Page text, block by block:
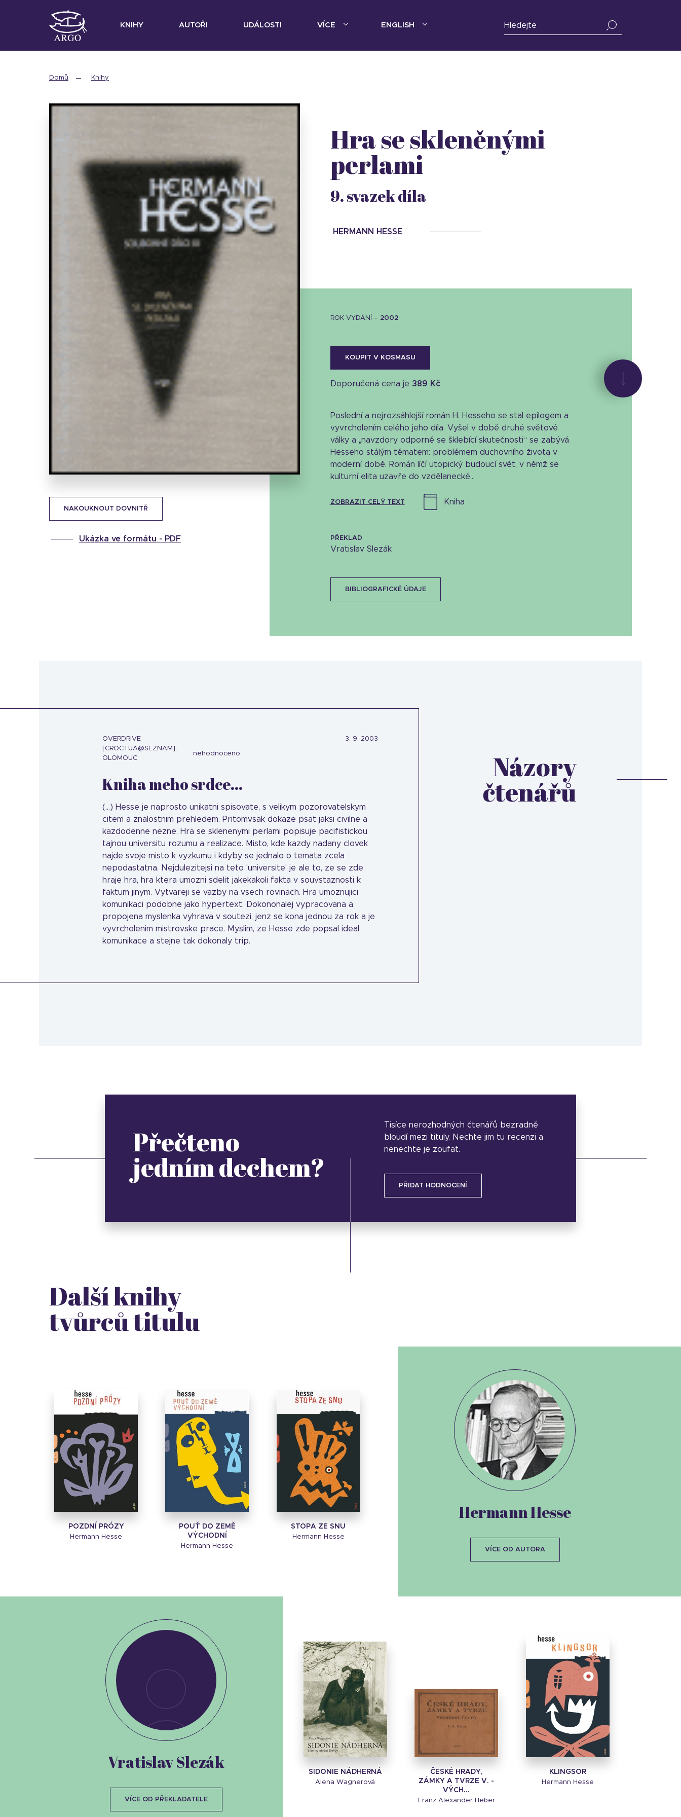
KNIHY AUTOŘI UDÁLOSTI VÍCE ENGLISH
Domů Knihy
Stáhnout obálku
6.97 KB
NAKOUKNOUT DOVNITŘ
Ukázka ve formátu - PDF
Hra se skleněnými
perlami
9. svazek díla
HERMANN HESSE
ROK VYDÁNÍ – 2002
KOUPIT V KOSMASU
Doporučená cena je 389 Kč
Poslední a nejrozsáhlejší román H. Hesseho se stal epilogem a
vyvrcholením celého jeho díla. Vyšel v době druhé světové
války a „navzdory odporně se šklebící skutečnosti“ se zabývá
Hesseho stálým tématem: problémem duchovního života v
moderní době. Román líčí utopický budoucí svět, v němž se
kulturní elita uzavře do vzdělanecké...
ZOBRAZIT CELÝ TEXT kniha
PŘEKLAD
Vratislav Slezák
BIBLIOGRAFICKÉ ÚDAJE
Názory
čtenářů
OVERDRIVE
[CROCTUA@SEZNAM],
OLOMOUC
nehodnoceno
3. 9. 2003
Kniha meho srdce...
(...) Hesse je naprosto unikatni spisovate, s velikym pozorovatelskym
citem a znalostnim prehledem. Pritomvsak dokaze psat jaksi civilne a
kazdodenne nezne. Hra se sklenenymi perlami popisuje pacifistickou
tajnou universitu rozumu a realizace. Misto, kde kazdy nadany clovek
najde svoje misto k vyzkumu i kdyby se jednalo o temata zcela
nepodastatna. Nejdulezitejsi na teto 'universite' je ale to, ze se zde
hraje hra, hra ktera umozni sdelit jakekakoli fakta v souvstaznosti k
faktum jinym. Vytvareji se vazby na vsech rovinach. Hra umoznujici
komunikaci podobne jako hypertext. Dokononalej vypracovana a
propojena myslenka vyhrava v soutezi, jenz se kona jednou za rok a je
vyvrcholenim mistrovske prace. Myslim, ze Hesse zde popsal ideal
komunikace a stejne tak dokonaly trip.
Přečteno
jedním dechem?
Tisíce nerozhodných čtenářů bezradně
bloudí mezi tituly. Nechte jim tu recenzi a
nenechte je zoufat.
PŘIDAT HODNOCENÍ
Další knihy
tvůrců titulu
POZDNÍ PRÓZY
Hermann Hesse
POUŤ DO ZEMĚ
VÝCHODNÍ
Hermann Hesse
STOPA ZE SNU
Hermann Hesse
Hermann Hesse
VÍCE OD AUTORA
SIDONIE NÁDHERNÁ
Alena Wagnerová
ČESKÉ HRADY,
ZÁMKY A TVRZE V. -
VÝCH...
Franz Alexander Heber
KLINGSOR
Hermann Hesse
Vratislav Slezák
VÍCE OD PŘEKLADATELE